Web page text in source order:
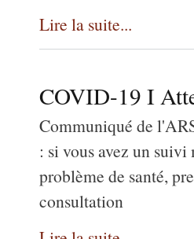
Lire la suite...
COVID-19 I
Communiqué de
: si vous avez un
problème de santé,
consultation